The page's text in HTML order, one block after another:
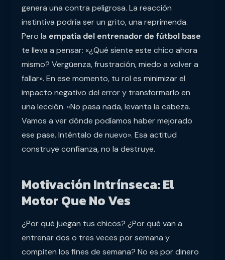
genera una contra peligrosa. La reacción
instintiva podría ser un grito, una reprimenda.
Pero la empatía del entrenador de fútbol base
te lleva a pensar: «¿Qué siente este chico ahora
mismo? Vergüenza, frustración, miedo a volver a
fallar». En ese momento, tu rol es minimizar el
impacto negativo del error y transformarlo en
una lección. «No pasa nada, levanta la cabeza.
Vamos a ver dónde podíamos haber mejorado
ese pase. Inténtalo de nuevo». Esa actitud
construye confianza, no la destruye.
Motivación Intrínseca: El
Motor Que No Ves
¿Por qué juegan tus chicos? ¿Por qué van a
entrenar dos o tres veces por semana y
compiten los fines de semana? No es por dinero